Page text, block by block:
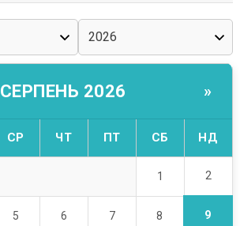
СЕРПЕНЬ 2026 »
СР ЧТ ПТ СБ НД
1 2
5 6 7 8 9